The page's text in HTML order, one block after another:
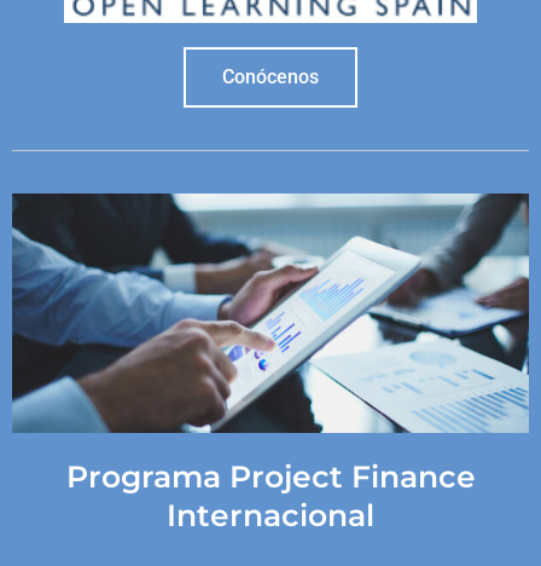
Conócenos
Programa Project Finance
Internacional